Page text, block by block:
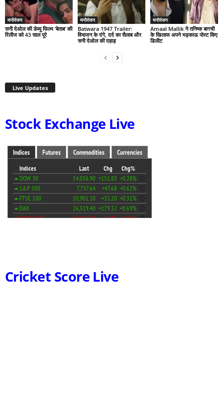
मनोरंजन
सनी देओल की डेब्यू फिल्म ‘बेताब’ की
रिलीज को 43 साल पूरे
मनोरंजन
Batwara 1947 Trailer:
विभाजन के दंगे, दर्द का सैलाब और
सनी देओल की दहाड़
मनोरंजन
Amaal Mallik ने तनिष्क बागची
के खिलाफ अपने भड़काऊ पोस्ट किए
डिलीट
Live Updates
Stock Exchange Live
Cricket Score Live